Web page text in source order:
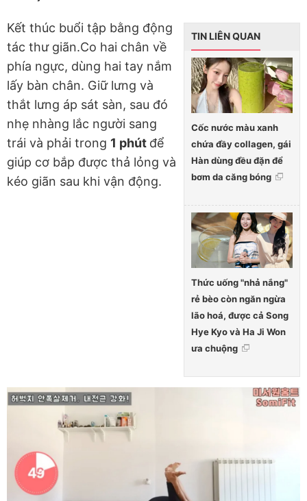
TIN LIÊN QUAN
Cốc nước màu xanh
chứa đầy collagen, gái
Hàn dùng đều đặn để
bơm da căng bóng
Thức uống "nhả nắng"
rẻ bèo còn ngăn ngừa
lão hoá, được cả Song
Hye Kyo và Ha Ji Won
ưa chuộng
Kết thúc buổi tập bằng động
tác thư giãn.Co hai chân về
phía ngực, dùng hai tay nắm
lấy bàn chân. Giữ lưng và
thắt lưng áp sát sàn, sau đó
nhẹ nhàng lắc người sang
trái và phải trong 1 phút để
giúp cơ bắp được thả lỏng và
kéo giãn sau khi vận động.